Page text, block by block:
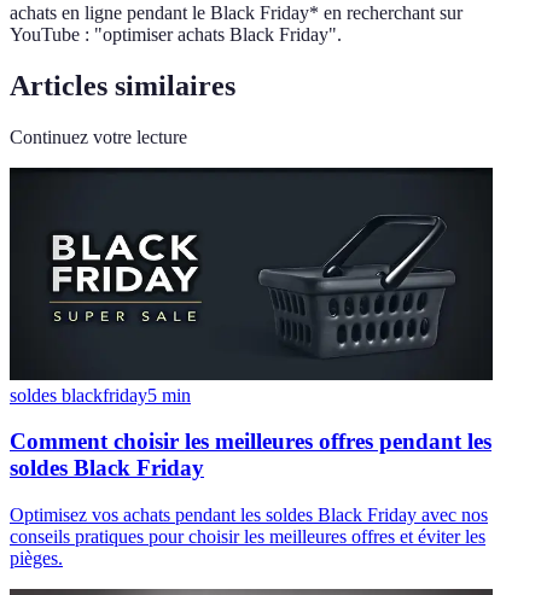
achats en ligne pendant le Black Friday* en recherchant sur
YouTube : "optimiser achats Black Friday".
Articles similaires
Continuez votre lecture
soldes blackfriday5 min
Comment choisir les meilleures offres pendant les
soldes Black Friday
Optimisez vos achats pendant les soldes Black Friday avec nos
conseils pratiques pour choisir les meilleures offres et éviter les
pièges.